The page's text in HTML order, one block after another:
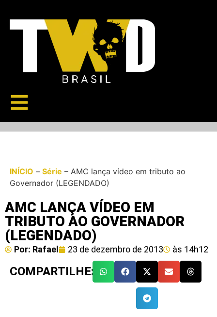
INÍCIO – Série – AMC lança vídeo em tributo ao
Governador (LEGENDADO)
AMC LANÇA VÍDEO EM
TRIBUTO AO GOVERNADOR
(LEGENDADO)
Por: Rafael 23 de dezembro de 2013 às 14h12
COMPARTILHE: